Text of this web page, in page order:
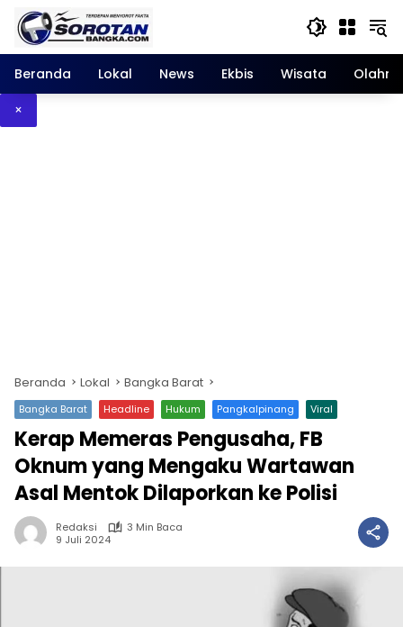
Langsung
konten
Beranda
Lokal News Ekbis Wisata
×
Beranda Lokal Bangka Barat
Bangka Barat Headline Hukum Pangkalpinang Viral
Kerap Memeras Pengusaha, FB
Oknum yang Mengaku Wartawan
Asal Mentok Dilaporkan ke Polisi
Redaksi
3 Min Baca
9 Juli 2024